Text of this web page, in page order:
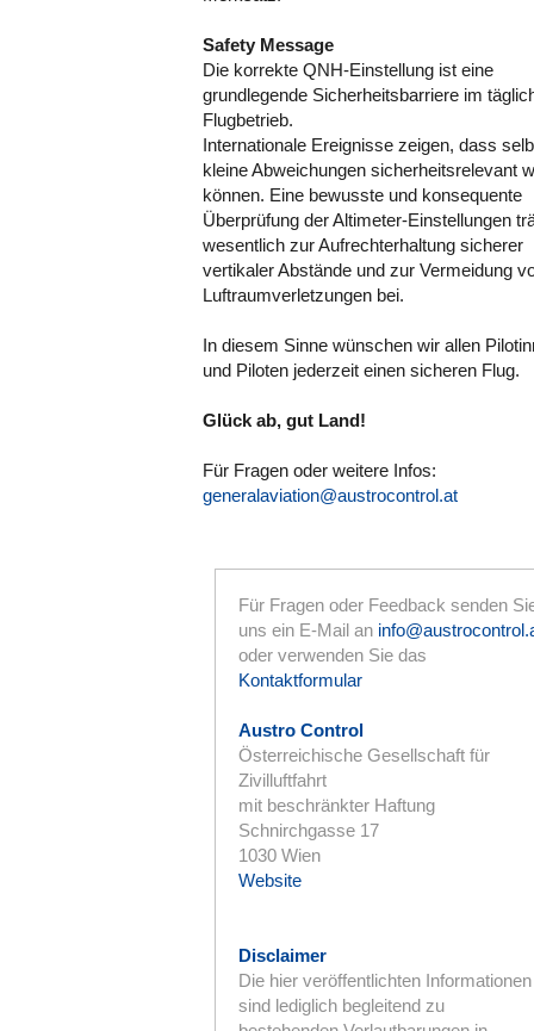
Safety Message
Die korrekte QNH-Einstellung ist eine
grundlegende Sicherheitsbarriere im
Flugbetrieb.
Internationale Ereignisse zeigen, dass
kleine Abweichungen sicherheitsrelevant
können. Eine bewusste und konsequente
Überprüfung der Altimeter-Einstellungen
wesentlich zur Aufrechterhaltung sicherer
vertikaler Abstände und zur Vermeidung
Luftraumverletzungen bei.
In diesem Sinne wünschen wir allen
und Piloten jederzeit einen sicheren Flug.
Glück ab, gut Land!
Für Fragen oder weitere Infos:
generalaviation@austrocontrol.at
Für Fragen oder Feedback senden
uns ein E-Mail an
oder verwenden Sie das
Kontaktformular
Austro Control
Österreichische Gesellschaft für
Zivilluftfahrt
mit beschränkter Haftung
Schnirchgasse 17
1030 Wien
Website
Disclaimer
Die hier veröffentlichten Informationen
sind lediglich begleitend zu